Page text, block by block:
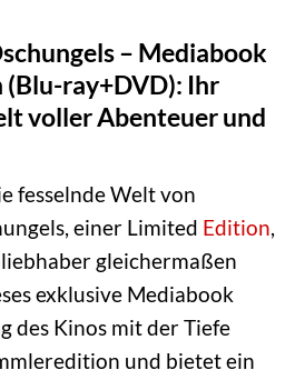
– Mediabook
ray+DVD): Ihr
voller Abenteuer und
fesselnde Welt von
einer Limited Edition,
gleichermaßen
exklusive Mediabook
des Kinos mit der Tiefe
und bietet ein